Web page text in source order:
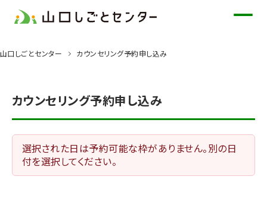
コ
山口しごとセンター カウンセリング予約申し込み
カウンセリング予約申し込み
選択された日は予約可能な枠がありません。別の日
付を選択してください。